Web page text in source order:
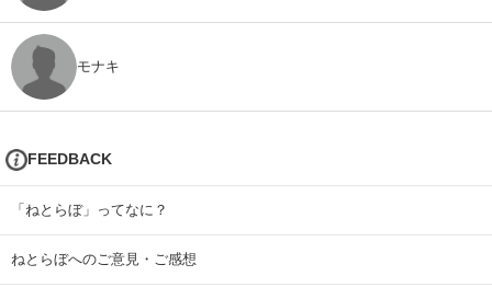
モナキ
FEEDBACK
「ねとらぼ」ってなに？
ねとらぼへのご意見・ご感想